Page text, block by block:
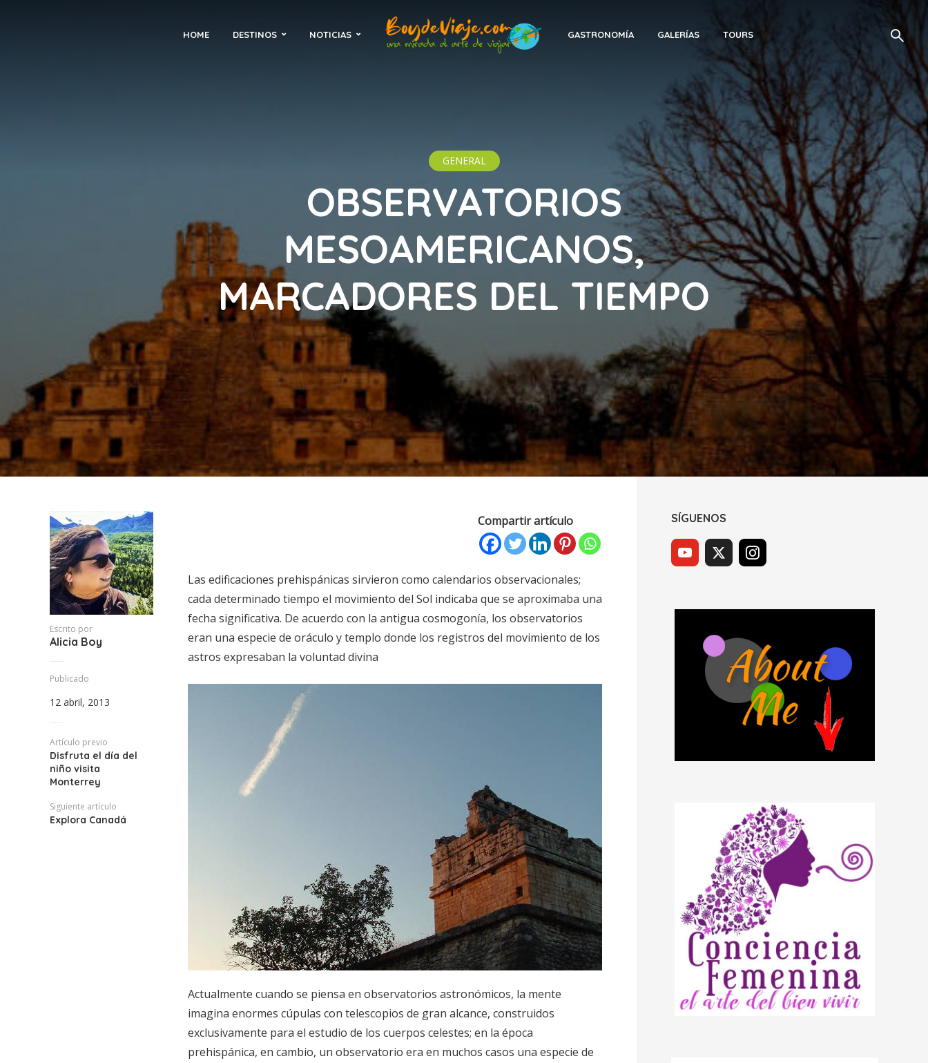
HOME DESTINOS NOTICIAS GASTRONOMÍA GALERÍAS TOURS
GENERAL
OBSERVATORIOS
MESOAMERICANOS,
MARCADORES DEL TIEMPO
Escrito por
Alicia Boy
Publicado
12 abril, 2013
Artículo previo
Disfruta el día del
niño visita
Monterrey
Siguiente artículo
Explora Canadá
Compartir artículo
Las edificaciones prehispánicas sirvieron como calendarios observacionales;
cada determinado tiempo el movimiento del Sol indicaba que se aproximaba una
fecha significativa. De acuerdo con la antigua cosmogonía, los observatorios
eran una especie de oráculo y templo donde los registros del movimiento de los
astros expresaban la voluntad divina
Actualmente cuando se piensa en observatorios astronómicos, la mente
imagina enormes cúpulas con telescopios de gran alcance, construidos
exclusivamente para el estudio de los cuerpos celestes; en la época
prehispánica, en cambio, un observatorio era en muchos casos una especie de
SÍGUENOS